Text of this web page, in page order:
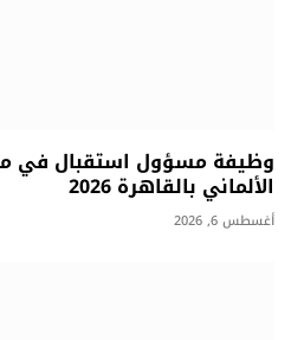
وظيفة مسؤول استقبال
الألماني بالقاهرة 2026
أغسطس 6, 2026